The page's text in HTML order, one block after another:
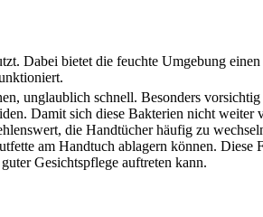
Dabei bietet die feuchte Umgebung
unglaublich schnell. Besonders
Damit sich diese Bakterien nicht weiter
die Handtücher häufig zu
am Handtuch ablagern können. Diese
Gesichtspflege auftreten kann.